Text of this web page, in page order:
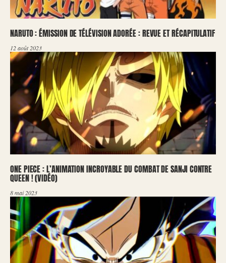
NARUTO : ÉMISSION DE TÉLÉVISION ADORÉE : REVUE ET RÉCAPITULATIF
12 août 2023
ONE PIECE : L’ANIMATION INCROYABLE DU COMBAT DE SANJI CONTRE
QUEEN ! (VIDÉO)
8 mai 2023